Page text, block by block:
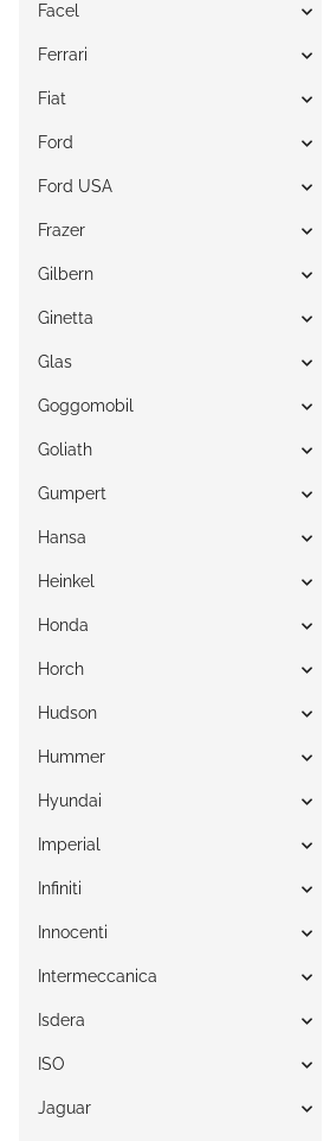
Facel
Ferrari
Fiat
Ford
Ford USA
Frazer
Gilbern
Ginetta
Glas
Goggomobil
Goliath
Gumpert
Hansa
Heinkel
Honda
Horch
Hudson
Hummer
Hyundai
Imperial
Infiniti
Innocenti
Intermeccanica
Isdera
ISO
Jaguar